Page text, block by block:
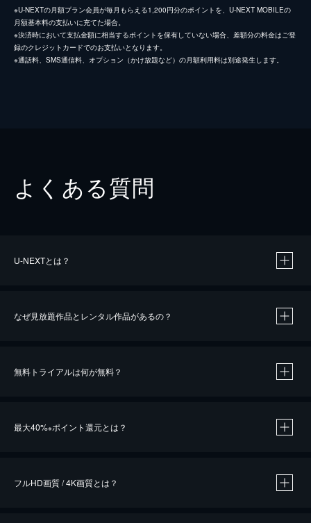
※U-NEXTの月額プラン会員が毎月もらえる1,200円分のポイントを、U-NEXT MOBILEの
月額基本料の支払いに充てた場合。
※決済時において支払金額に相当するポイントを保有していない場合、差額分の料金はご登
録のクレジットカードでのお支払いとなります。
※通話料、SMS通信料、オプション（かけ放題など）の月額利用料は別途発生します。
よくある質問
U-NEXTとは？
なぜ見放題作品とレンタル作品があるの？
無料トライアルは何が無料？
最大40%※ポイント還元とは？
フルHD画質 / 4K画質とは？